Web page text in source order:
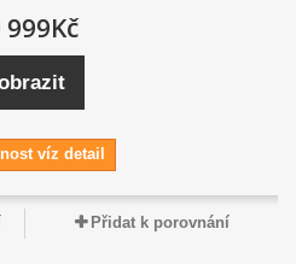
999Kč
víz detail
Přidat k porovnání